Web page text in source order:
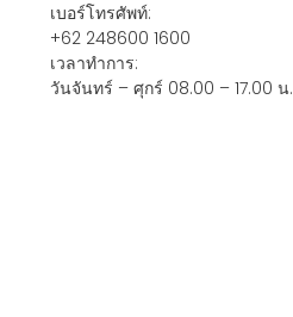
เบอร์โทรศัพท์:
+62 248600 1600
เวลาทำการ:
วันจันทร์ – ศุกร์ 08.00 – 17.00 น.